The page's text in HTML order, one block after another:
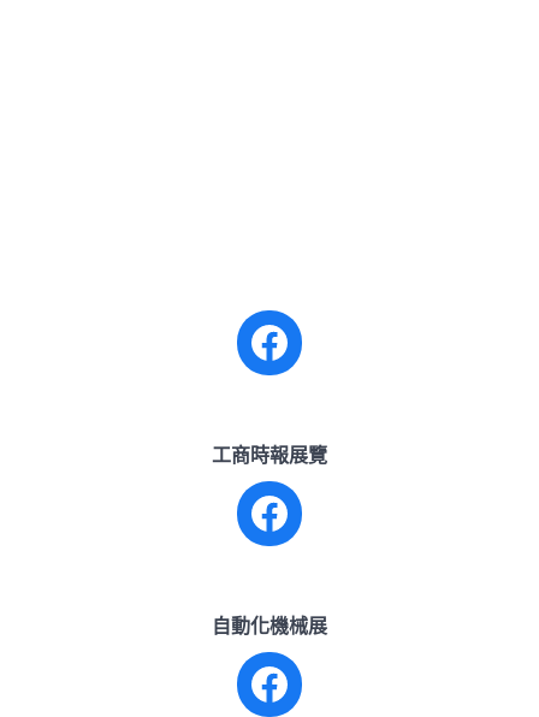
工商時報展覽
Facebook
自動化機械展
Facebook